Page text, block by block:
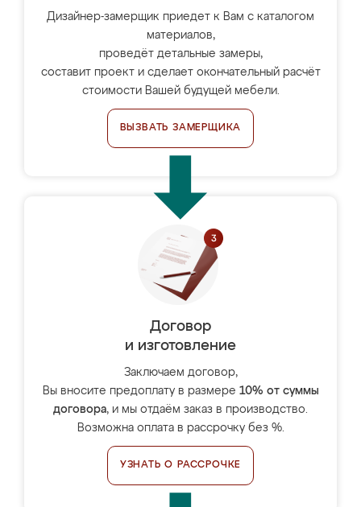
Дизайнер-замерщик приедет к Вам с каталогом
материалов,
проведёт детальные замеры,
составит проект и сделает окончательный расчёт
стоимости Вашей будущей мебели.
ВЫЗВАТЬ ЗАМЕРЩИКА
Договор
и изготовление
Заключаем договор,
Вы вносите предоплату в размере 10% от суммы
договора, и мы отдаём заказ в производство.
Возможна оплата в рассрочку без %.
УЗНАТЬ О РАССРОЧКЕ